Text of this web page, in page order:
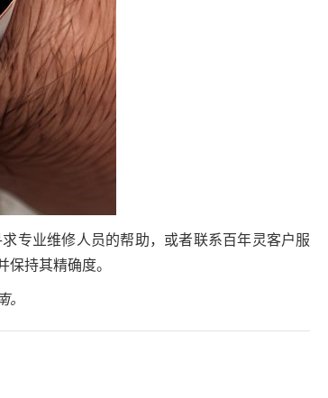
专业维修人员的帮助，或者联系百年灵客户服
持其精确度。